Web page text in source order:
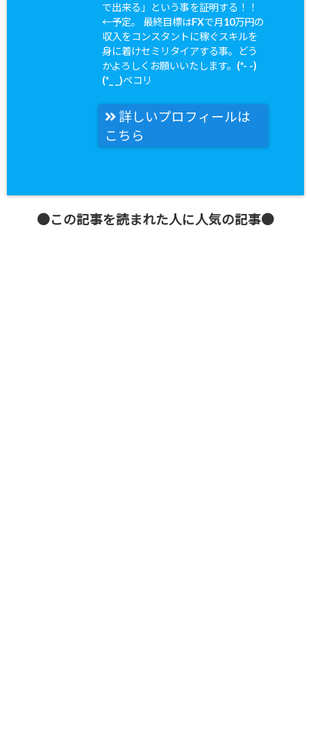
で出来る」という事を証明する！！
←予定。 最終目標はFXで月10万円の
収入をコンスタントに稼ぐスキルを
身に着けセミリタイアする事。どう
かよろしくお願いいたします。(*- -)
(*_ _)ペコリ
詳しいプロフィールは
こちら
●この記事を読まれた人に人気の記事●